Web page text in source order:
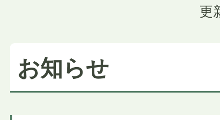
更
お知らせ